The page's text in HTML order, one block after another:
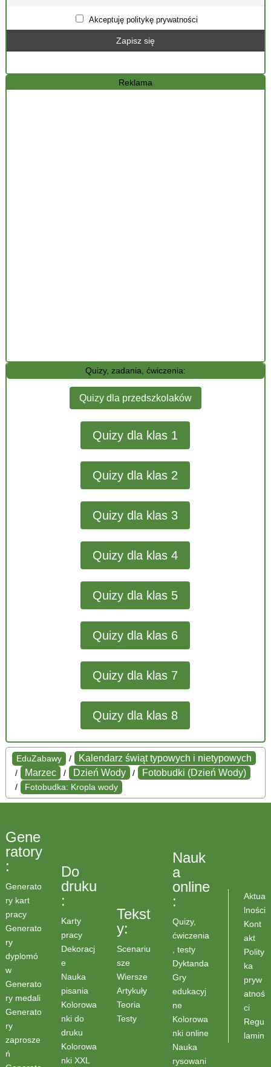
Akceptuję politykę prywatności
Reklama
Quizy, zadania, ćwiczenia:
Quizy dla przedszkolaków
Quizy dla klas 1
Quizy dla klas 2
Quizy dla klas 3
Quizy dla klas 4
Quizy dla klas 5
Quizy dla klas 6
Quizy dla klas 7
Quizy dla klas 8
EduZabawy / Kalendarz świąt typowych i nietypowych
/ Marzec / Dzień Wody / Fotobudki (Dzień Wody)
/ Fotobudka: Kropla wody
Gene
ratory
:
Generato
ry kart
pracy
Generato
ry
dyplomó
w
Generato
ry medali
Generato
ry
zaprosze
ń
Do
druku
:
Karty
pracy
Dekoracj
e
Nauka
pisania
Kolorowa
nki do
druku
Kolorowa
nki XXL
Tekst
y:
Scenariu
sze
Wiersze
Artykuły
Teoria
Testy
Nauk
a
online
:
Quizy,
ćwiczenia
, testy
Dyktanda
Gry
edukacyj
ne
Kolorowa
nki online
Nauka
rysowani
Aktua
lności
Kont
akt
Polity
ka
pryw
atnoś
ci
Regu
lamin